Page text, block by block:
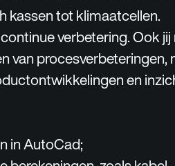
kassen tot klimaatcellen.
verbetering. Ook
van procesverbeteringen,
en
in AutoCad;